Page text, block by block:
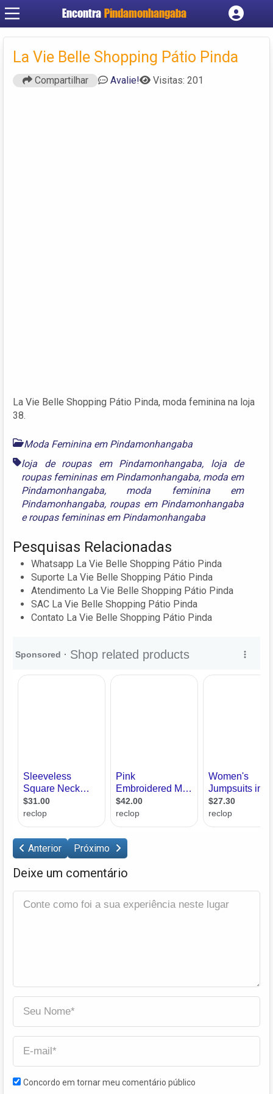
Encontra Pindamonhangaba
Cadastrar empresa
Criar conta
La Vie Belle Shopping Pátio Pinda
Compartilhar Avalie! Visitas: 201
La Vie Belle Shopping Pátio Pinda, moda feminina na loja
38.
Moda Feminina em Pindamonhangaba
loja de roupas em Pindamonhangaba, loja de
roupas femininas em Pindamonhangaba, moda em
Pindamonhangaba, moda feminina em
Pindamonhangaba, roupas em Pindamonhangaba
eroupas femininas em Pindamonhangaba
Pesquisas Relacionadas
Whatsapp La Vie Belle Shopping Pátio Pinda
Suporte La Vie Belle Shopping Pátio Pinda
Atendimento La Vie Belle Shopping Pátio Pinda
SAC La Vie Belle Shopping Pátio Pinda
Contato La Vie Belle Shopping Pátio Pinda
Anterior Próximo
Deixe um comentário
Concordo em tornar meu comentário público